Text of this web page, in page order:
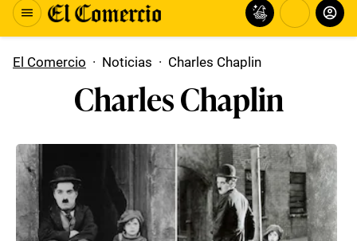
El Comercio · Noticias · Charles Chaplin
Charles Chaplin